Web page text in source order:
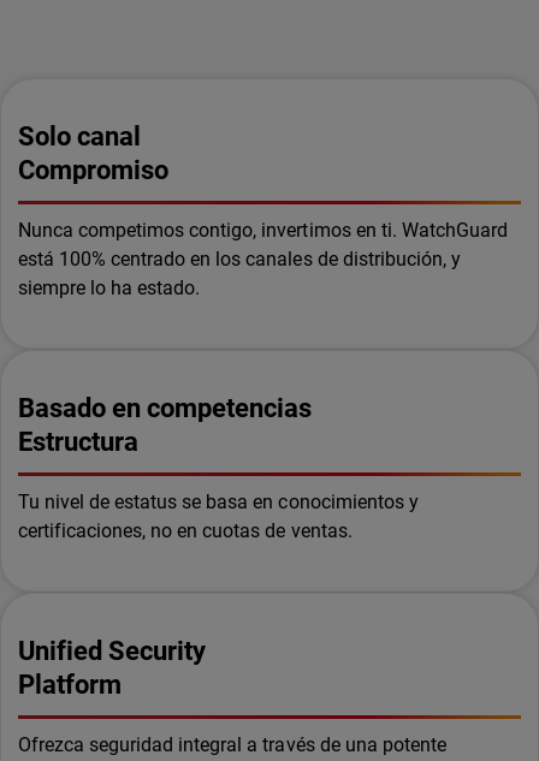
Solo canal
Compromiso
Nunca competimos contigo, invertimos en ti. WatchGuard
está 100% centrado en los canales de distribución, y
siempre lo ha estado.
Basado en competencias
Estructura
Tu nivel de estatus se basa en conocimientos y
certificaciones, no en cuotas de ventas.
Unified Security
Platform
Ofrezca seguridad integral a través de una potente